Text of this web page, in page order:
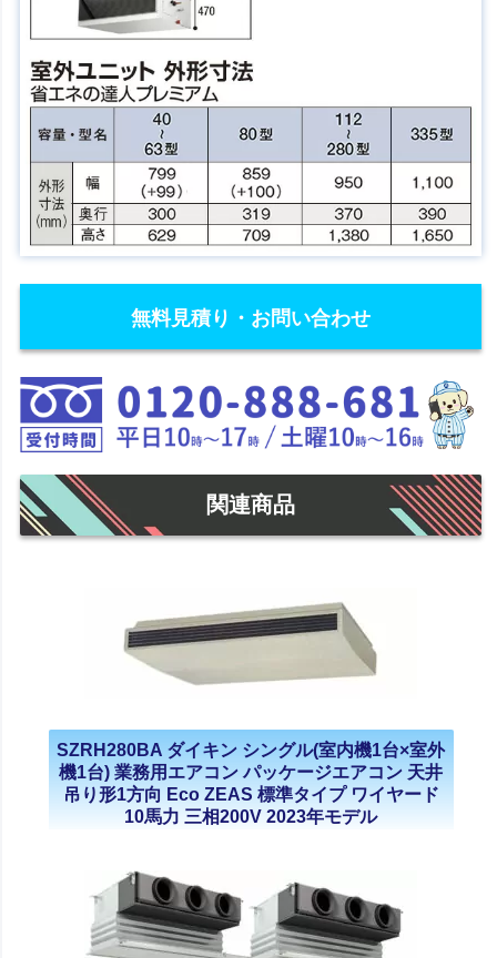
無料見積り・お問い合わせ
関連商品
SZRH280BA ダイキン シングル(室内機1台×室外
機1台) 業務用エアコン パッケージエアコン 天井
吊り形1方向 Eco ZEAS 標準タイプ ワイヤード
10馬力 三相200V 2023年モデル